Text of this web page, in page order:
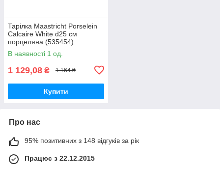
Тарілка Maastricht Porselein
Calcaire White d25 см
порцеляна (535454)
В наявності 1 од.
1 129,08 ₴ 1 164 ₴
Купити
Про нас
95% позитивних з 148 відгуків за рік
Працює з 22.12.2015